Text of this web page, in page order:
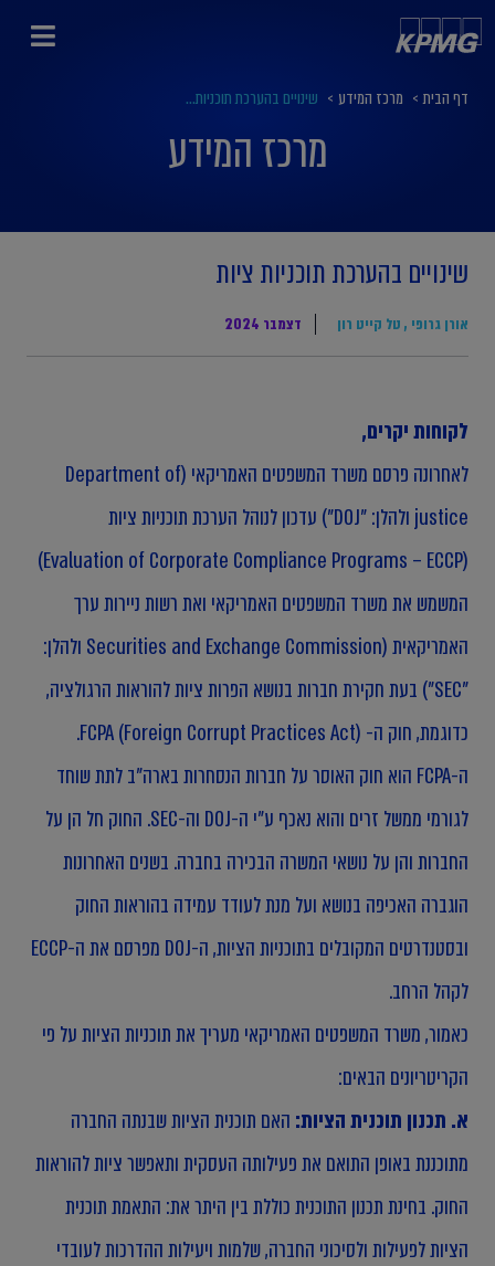
דף הבית > מרכז המידע > שינויים בהערכת תוכניות...
מרכז המידע
שינויים בהערכת תוכניות ציות
אורן גרופי , טל קייט רון דצמבר 2024
לקוחות יקרים,
לאחרונה פרסם משרד המשפטים האמריקאי (Department of
justice ולהלן: "DOJ") עדכון לנוהל הערכת תוכניות ציות
(Evaluation of Corporate Compliance Programs – ECCP)
המשמש את משרד המשפטים האמריקאי ואת רשות ניירות ערך
האמריקאית (Securities and Exchange Commission ולהלן:
"SEC") בעת חקירת חברות בנושא הפרות ציות להוראות הרגולציה,
כדוגמת, חוק ה- (FCPA (Foreign Corrupt Practices Act.
ה-FCPA הוא חוק האוסר על חברות הנסחרות בארה"ב לתת שוחד
לגורמי ממשל זרים והוא נאכף ע"י ה-DOJ וה-SEC. החוק חל הן על
החברות והן על נושאי המשרה הבכירה בחברה. בשנים האחרונות
הוגברה האכיפה בנושא ועל מנת לעודד עמידה בהוראות החוק
ובסטנדרטים המקובלים בתוכניות הציות, ה-DOJ מפרסם את ה-ECCP
לקהל הרחב.
כאמור, משרד המשפטים האמריקאי מעריך את תוכניות הציות על פי
הקריטריונים הבאים:
א. תכנון תוכנית הציות: האם תוכנית הציות שבנתה החברה
מתוכננת באופן התואם את פעילותה העסקית ותאפשר ציות להוראות
החוק. בחינת תכנון התוכנית כוללת בין היתר את: התאמת תוכנית
הציות לפעילות ולסיכוני החברה, שלמות ויעילות ההדרכות לעובדי